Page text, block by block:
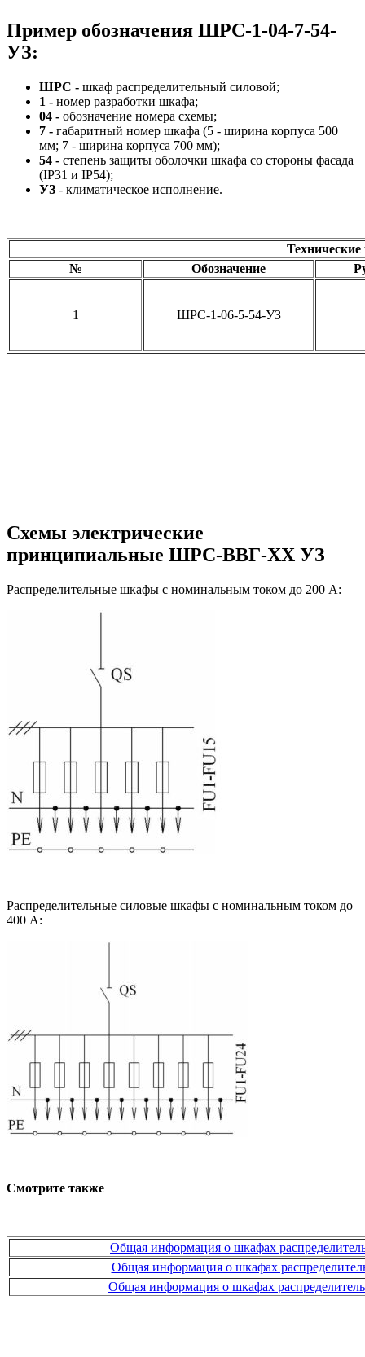
Пример обозначения ШРС-1-04-7-54-
УЗ:
ШРС - шкаф распределительный силовой;
1 - номер разработки шкафа;
04 - обозначение номера схемы;
7 - габаритный номер шкафа (5 - ширина корпуса 500
мм; 7 - ширина корпуса 700 мм);
54 - степень защиты оболочки шкафа со стороны фасада
(IP31 и IP54);
УЗ - климатическое исполнение.
№
Обозначение
1 ШРС-1-06-5-54-УЗ
Схемы электрические
принципиальные ШРС-ВВГ-ХХ УЗ
Распределительные шкафы с номинальным током до 200 А:
Распределительные силовые шкафы с номинальным током до
400 А:
Смотрите также
Общая информация о шкафах
Общая информация о шкафах
Общая информация о шкафах